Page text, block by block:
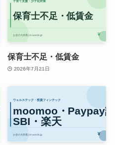
保育士不足・低賃金
2026年7月21日